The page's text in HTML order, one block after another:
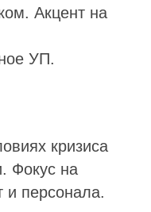
Акцент на
УП.
кризиса
Фокус на
и персонала.